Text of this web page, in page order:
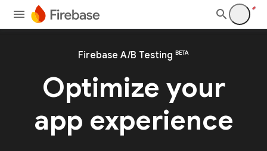
Firebase A/B Testing BETA
Optimize your
app experience